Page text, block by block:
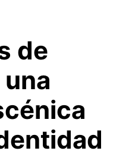
de
una